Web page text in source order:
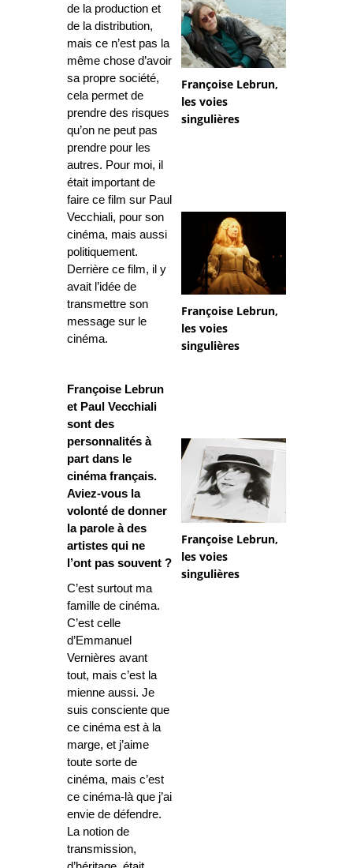
de la production et
de la distribution,
mais ce n’est pas la
même chose d’avoir
sa propre société,
cela permet de
prendre des risques
qu’on ne peut pas
prendre pour les
autres. Pour moi, il
était important de
faire ce film sur Paul
Vecchiali, pour son
cinéma, mais aussi
politiquement.
Derrière ce film, il y
avait l’idée de
transmettre son
message sur le
cinéma.
Françoise Lebrun
et Paul Vecchiali
sont des
personnalités à
part dans le
cinéma français.
Aviez-vous la
volonté de donner
la parole à des
artistes qui ne
l’ont pas souvent ?
C’est surtout ma
famille de cinéma.
C’est celle
d’Emmanuel
Vernières avant
tout, mais c’est la
mienne aussi. Je
suis consciente que
ce cinéma est à la
marge, et j’aime
toute sorte de
cinéma, mais c’est
ce cinéma-là que j’ai
envie de défendre.
La notion de
transmission,
Françoise Lebrun,
les voies
singulières
Françoise Lebrun,
les voies
singulières
Françoise Lebrun,
les voies
singulières